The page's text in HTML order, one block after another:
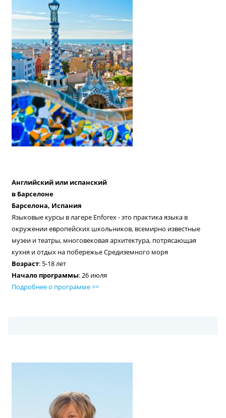
Английский или испанский
в Барселоне
Барселона, Испания
Языковые курсы в лагере Enforex - это практика языка в
окружении европейских школьников, всемирно известные
музеи и театры, многовековая архитектура, потрясающая
кухня и отдых на побережье Средиземного моря
Возраст: 5-18 лет
Начало программы: 26 июля
Подробнее о программе >>